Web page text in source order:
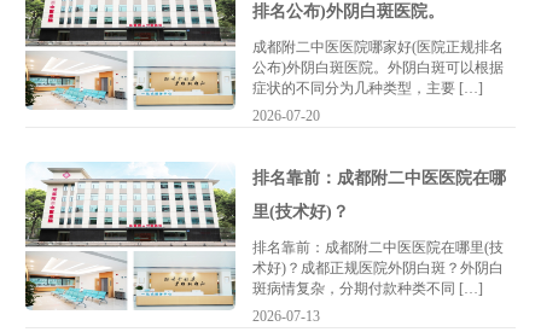
排名公布)外阴白斑医院。
成都附二中医医院哪家好(医院正规排名
公布)外阴白斑医院。外阴白斑可以根据
症状的不同分为几种类型，主要 […]
2026-07-20
排名靠前：成都附二中医医院在哪
里(技术好)？
排名靠前：成都附二中医医院在哪里(技
术好)？成都正规医院外阴白斑？外阴白
斑病情复杂，分期付款种类不同 […]
2026-07-13